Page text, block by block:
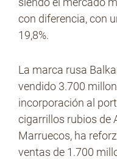
con diferencia, con
19,8%.
La marca rusa
vendido 3.700
incorporación al
cigarrillos rubios de
Marruecos, ha
ventas de 1.700